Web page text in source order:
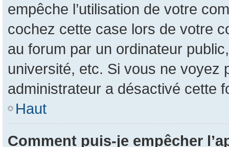
empêche l’utilisation de votre
cochez cette case lors de votre
au forum par un ordinateur
université, etc. Si vous ne voyez
administrateur a désactivé cette
Haut
Comment puis-je empêcher